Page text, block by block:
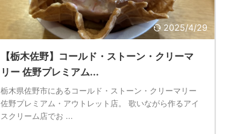
2025/4/29
【栃木佐野】コールド・ストーン・クリーマ
リー 佐野プレミアム...
栃木県佐野市にあるコールド・ストーン・クリーマリー
佐野プレミアム・アウトレット店。 歌いながら作るアイ
スクリーム店でお ...